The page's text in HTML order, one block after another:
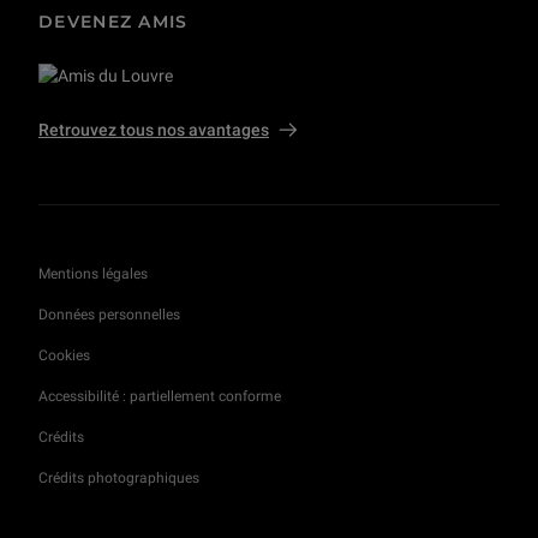
DEVENEZ AMIS
Retrouvez tous nos avantages
Mentions légales
Données personnelles
Cookies
Accessibilité : partiellement conforme
Crédits
Crédits photographiques